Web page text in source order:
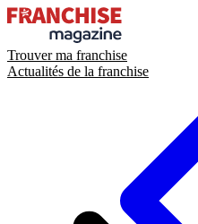
Trouver ma franchise
Actualités de la franchise